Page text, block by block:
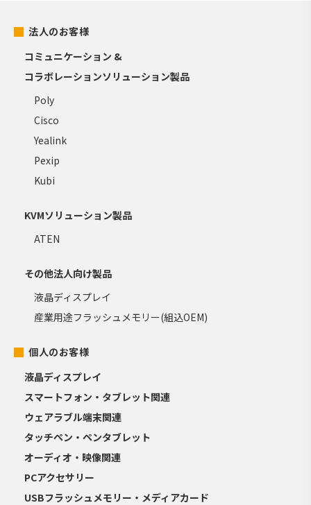
法人のお客様
コミュニケーション &
コラボレーションソリューション製品
Poly
Cisco
Yealink
Pexip
Kubi
KVMソリューション製品
ATEN
その他法人向け製品
液晶ディスプレイ
産業用途フラッシュメモリー(組込OEM)
個人のお客様
液晶ディスプレイ
スマートフォン・タブレット関連
ウェアラブル端末関連
タッチペン・ペンタブレット
オーディオ・映像関連
PCアクセサリー
USBフラッシュメモリー・メディアカード